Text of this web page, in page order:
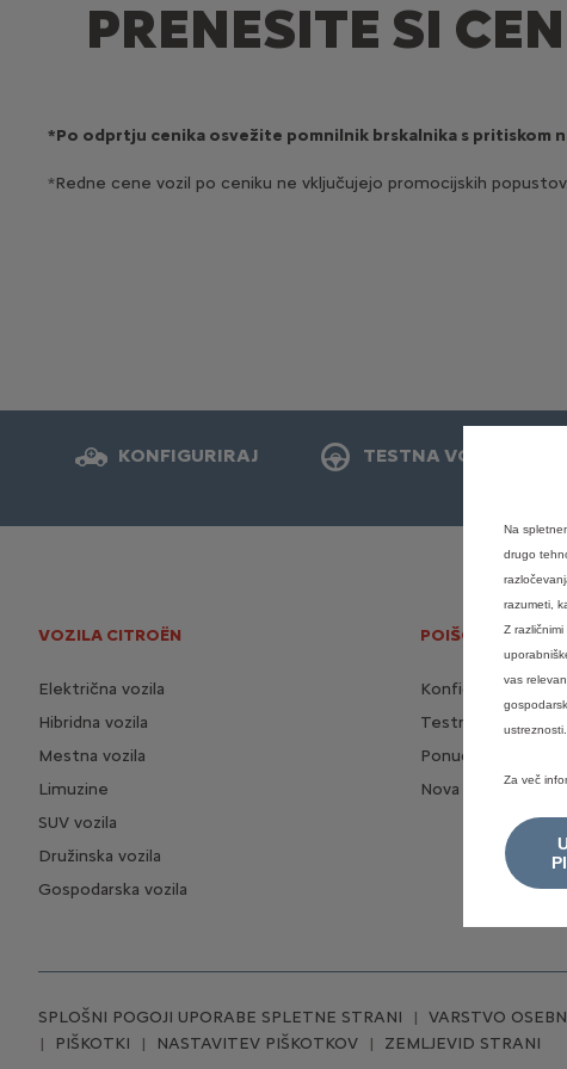
PRENESITE SI
*Po odprtju cenika osvežite pomnilnik brskalnika s pritiskom
*Redne cene vozil po ceniku ne vključujejo promocijskih
KONFIGURIRAJ TESTNA VOŽNJA
VOZILA CITROËN
Električna vozila
Hibridna vozila
Mestna vozila
Limuzine
SUV vozila
Družinska vozila
Gospodarska vozila
POIŠČITE SI
Konfiguriraj si
Testna vožnja
Ponudba za vozilo
Nova vozila na
SPLOŠNI POGOJI UPORABE SPLETNE STRANI
VARSTVO
PIŠKOTKI
NASTAVITEV PIŠKOTKOV ZEMLJEVID STRANI
Na
drugo
razumeti,
Z
vas
Za več